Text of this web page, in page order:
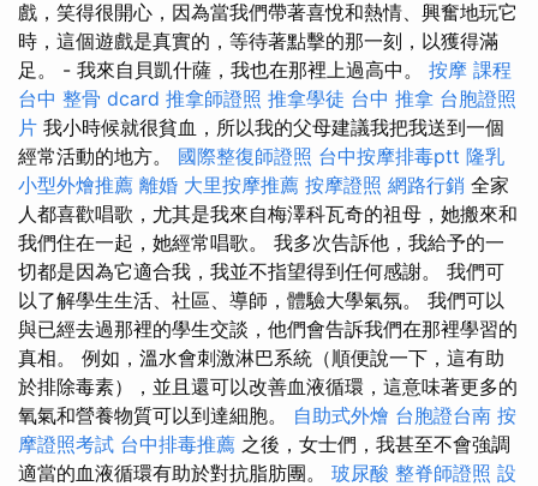
戲，笑得很開心，因為當我們帶著喜悅和熱情、興奮地玩它
時，這個遊戲是真實的，等待著點擊的那一刻，以獲得滿
足。 - 我來自貝凱什薩，我也在那裡上過高中。 按摩 課程
台中 整骨 dcard 推拿師證照 推拿學徒 台中 推拿 台胞證照
片 我小時候就很貧血，所以我的父母建議我把我送到一個
經常活動的地方。 國際整復師證照 台中按摩排毒ptt 隆乳
小型外燴推薦 離婚 大里按摩推薦 按摩證照 網路行銷 全家
人都喜歡唱歌，尤其是我來自梅澤科瓦奇的祖母，她搬來和
我們住在一起，她經常唱歌。 我多次告訴他，我給予的一
切都是因為它適合我，我並不指望得到任何感謝。 我們可
以了解學生生活、社區、導師，體驗大學氣氛。 我們可以
與已經去過那裡的學生交談，他們會告訴我們在那裡學習的
真相。 例如，溫水會刺激淋巴系統（順便說一下，這有助
於排除毒素），並且還可以改善血液循環，這意味著更多的
氧氣和營養物質可以到達細胞。 自助式外燴 台胞證台南 按
摩證照考試 台中排毒推薦 之後，女士們，我甚至不會強調
適當的血液循環有助於對抗脂肪團。 玻尿酸 整脊師證照 設